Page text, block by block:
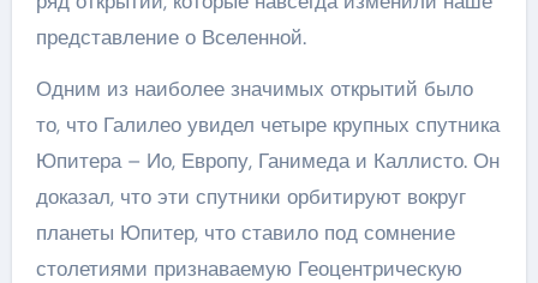
представление о Вселенной.
Одним из наиболее значимых открытий было
то, что Галилео увидел четыре крупных спутника
Юпитера – Ио, Европу, Ганимеда и Каллисто. Он
доказал, что эти спутники орбитируют вокруг
планеты Юпитер, что ставило под сомнение
столетиями признаваемую Геоцентрическую